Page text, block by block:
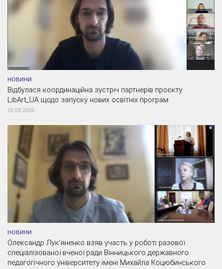
НОВИНИ
Відбулася координаційна зустріч партнерів проєкту
LibArt_UA щодо запуску нових освітніх програм
05.08.2026
НОВИНИ
Олександр Лук’яненко взяв участь у роботі разової
спеціалізованої вченої ради Вінницького державного
педагогічного університету імені Михайла Коцюбинського